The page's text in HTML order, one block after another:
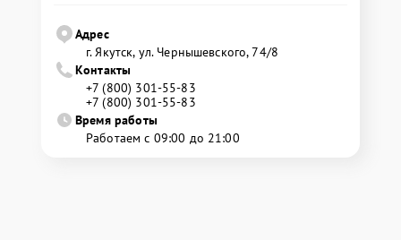
Адрес
г. Якутск, ул. Чернышевского, 74/8
Контакты
+7 (800) 301-55-83
+7 (800) 301-55-83
Время работы
Работаем с 09:00 до 21:00